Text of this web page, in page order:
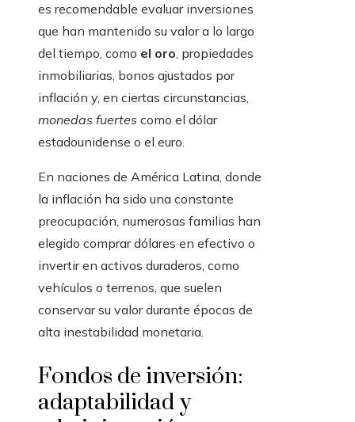
es recomendable evaluar inversiones
que han mantenido su valor a lo largo
del tiempo, como el oro, propiedades
inmobiliarias, bonos ajustados por
inflación y, en ciertas circunstancias,
monedas fuertes como el dólar
estadounidense o el euro.
En naciones de América Latina, donde
la inflación ha sido una constante
preocupación, numerosas familias han
elegido comprar dólares en efectivo o
invertir en activos duraderos, como
vehículos o terrenos, que suelen
conservar su valor durante épocas de
alta inestabilidad monetaria.
Fondos de inversión:
adaptabilidad y